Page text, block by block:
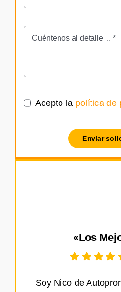
Acepto la política de
Enviar
«Los
Soy Nico de